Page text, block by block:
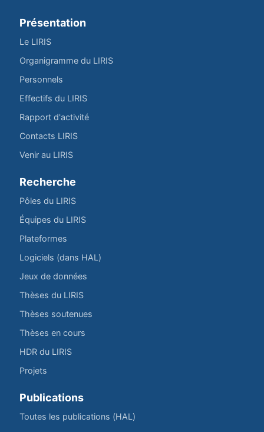
Présentation
Le LIRIS
Organigramme du LIRIS
Personnels
Effectifs du LIRIS
Rapport d'activité
Contacts LIRIS
Venir au LIRIS
Recherche
Pôles du LIRIS
Équipes du LIRIS
Plateformes
Logiciels (dans HAL)
Jeux de données
Thèses du LIRIS
Thèses soutenues
Thèses en cours
HDR du LIRIS
Projets
Publications
Toutes les publications (HAL)